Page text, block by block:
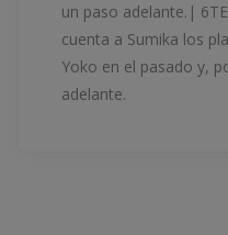
un paso adelante.|
cuenta a Sumika los
Yoko en el pasado y,
adelante.